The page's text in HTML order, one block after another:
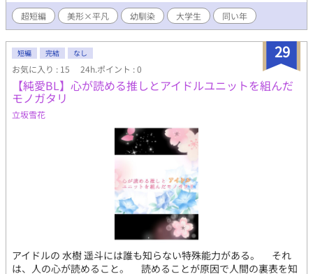
超短編 美形×平凡 幼馴染 大学生 同い年
29
短編 完結 なし
お気に入り : 15 24h.ポイント : 0
【純愛BL】心が読める推しとアイドルユニットを組んだ
モノガタリ
立坂雪花
アイドルの 水樹 遥斗には誰も知らない特殊能力がある。 それ
は、人の心が読めること。 読めることが原因で人間の裏表を知